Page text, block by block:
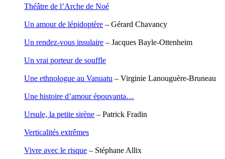
Plane Alice
Poncins Gontran de
Poussin Alexandre
Quierzy Pauline
Rasse Rémy
Revel Luc de
Rizzato Tullio
Rondón Analía
Roux Baptiste
Théâtre de l’Arche de Noé
Un amour de lépidoptère – Gérard Chavancy
Un rendez-vous insulaire – Jacques Bayle-Ottenheim
Un vrai porteur de souffle
Une ethnologue au Vanuatu – Virginie Lanouguère-Bruneau
Une histoire d’amour épouvanta…
Ursule, la petite sirène – Patrick Fradin
Verticalités extrêmes
Vivre avec le risque – Stéphane Allix